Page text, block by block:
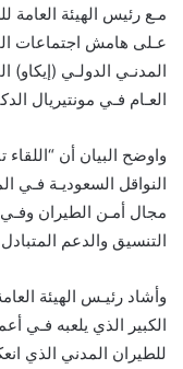
مـع رئيس الهيئة العامة
المدنـي الدولـي
العـام فـي مونتيريال
واوضح البيان أن
النواقل السعوديـة فـي
مجال أمـن الطيران
التنسيق والدعم المتبادل
وأشاد رئيـس الهيئة
الكبير الذي يلعبه فـي
للطيران المدني الذي